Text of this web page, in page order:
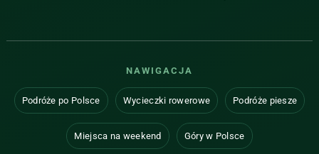
NAWIGACJA
Podróże po Polsce Wycieczki rowerowe Podróże piesze
Miejsca na weekend Góry w Polsce